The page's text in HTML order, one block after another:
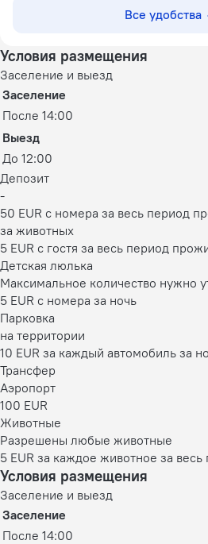
Все удобства
Условия размещения
Заселение и выезд
Заселение
После 14:00
Выезд
До 12:00
Депозит
-
50 EUR с номера за весь период
за животных
5 EUR с гостя за весь период
Детская люлька
Максимальное количество нужно
5 EUR с номера за ночь
Парковка
на территории
10 EUR за каждый автомобиль за
Трансфер
Аэропорт
100 EUR
Животные
Разрешены любые животные
5 EUR за каждое животное за
Условия размещения
Заселение и выезд
Заселение
После 14:00